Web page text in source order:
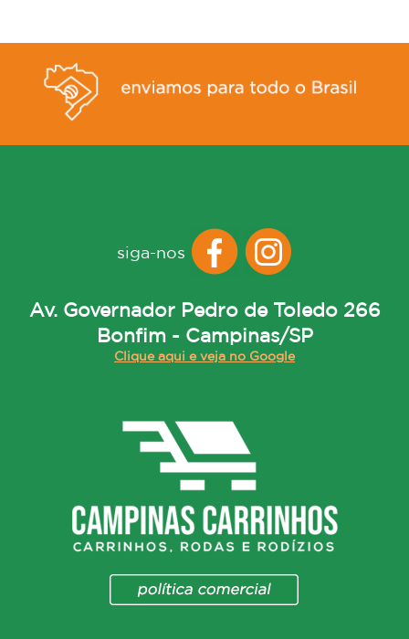
siga-nos
Av. Governador Pedro de Toledo 266
Bonfim - Campinas/SP
Clique aqui e veja no Google